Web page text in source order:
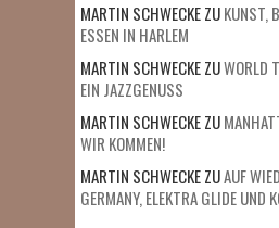
MARTIN SCHWECKEZUKUNST,
ESSEN IN HARLEM
MARTIN SCHWECKEZUWORLD
EIN JAZZGENUSS
MARTIN SCHWECKEZU
WIR KOMMEN!
MARTIN SCHWECKEZUAUF
GERMANY, ELEKTRA GLIDE UND